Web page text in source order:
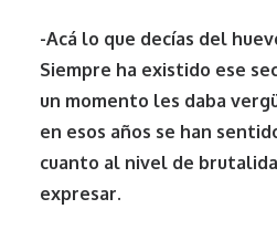
-Acá lo que decías del
Siempre ha existido ese
un momento les daba
en esos años se han
cuanto al nivel de
expresar.